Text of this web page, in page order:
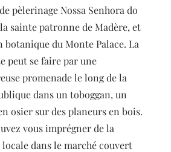
pèlerinage Nossa Senhora do
sainte patronne de Madère, et
botanique du Monte Palace. La
peut se faire par une
promenade le long de la
dans un toboggan, un
osier sur des planeurs en bois.
vous imprégner de la
dans le marché couvert